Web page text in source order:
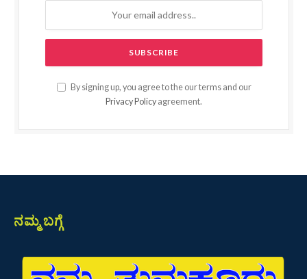
By signing up, you agree to the our terms and our
Privacy Policy agreement.
ನಮ್ಮ ಬಗ್ಗೆ